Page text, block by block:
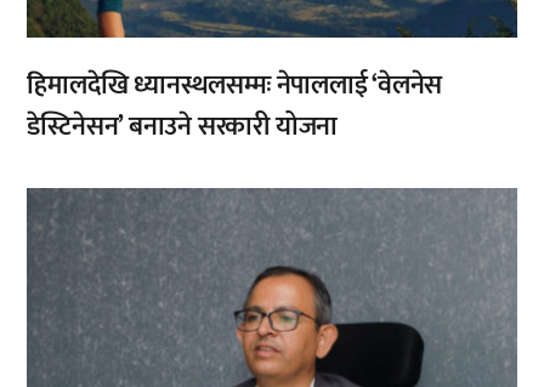
हिमालदेखि ध्यानस्थलसम्मः नेपाललाई ‘वेलनेस
डेस्टिनेसन’ बनाउने सरकारी योजना